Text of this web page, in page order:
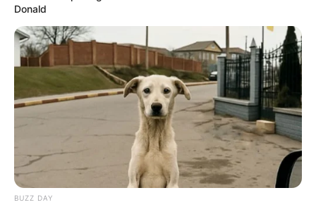
Donald
BUZZ DAY